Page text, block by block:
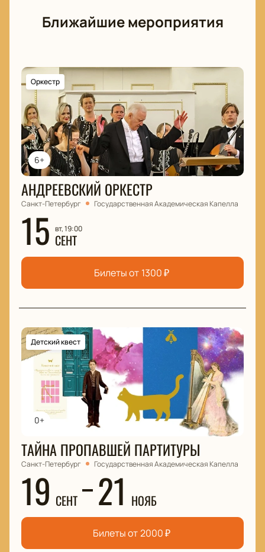
Ближайшие мероприятия
6+
Оркестр
АНДРЕЕВСКИЙ ОРКЕСТР
Санкт-Петербург Государственная Академическая Капелла
15 вт, 19:00
СЕНТ
Билеты от 1300₽
0+
Детский квест
ТАЙНА ПРОПАВШЕЙ ПАРТИТУРЫ
Санкт-Петербург Государственная Академическая Капелла
19 СЕНТ 21 НОЯБ
Билеты от 2000₽